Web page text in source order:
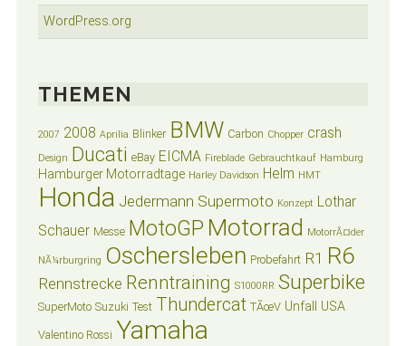
WordPress.org
THEMEN
2007 2008 Aprilia Blinker BMW Carbon Chopper crash
Design Ducati eBay EICMA Fireblade Gebrauchtkauf Hamburg
Hamburger Motorradtage Harley Davidson Helm HMT
Honda Jedermann Supermoto Konzept Lothar
Schauer Messe MotoGP Motorrad MotorrÃ¤der
NÃ¼rburgring Oschersleben Probefahrt R1 R6
Rennstrecke Renntraining S1000RR Superbike
SuperMoto Suzuki Test Thundercat TÃœV Unfall USA
Valentino Rossi Yamaha